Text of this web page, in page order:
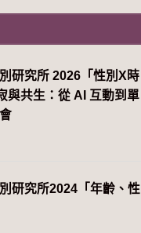
研究所 2026「性別Χ時
與共生：從 AI 互動到單
研究所2024「年齡、性